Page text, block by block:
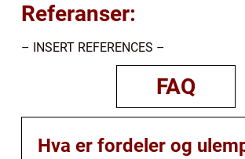
Referanser:
– INSERT REFERENCES –
FAQ
Hva er fordeler og